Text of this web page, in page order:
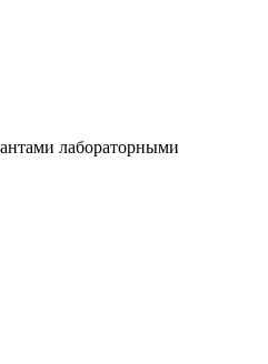
лабораторными